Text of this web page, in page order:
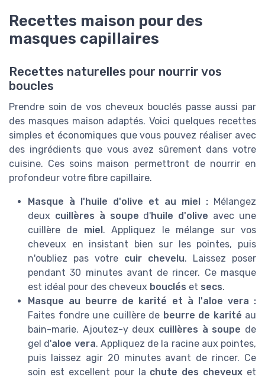
Recettes maison pour des
masques capillaires
Recettes naturelles pour nourrir vos
boucles
Prendre soin de vos cheveux bouclés passe aussi par
des masques maison adaptés. Voici quelques recettes
simples et économiques que vous pouvez réaliser avec
des ingrédients que vous avez sûrement dans votre
cuisine. Ces soins maison permettront de nourrir en
profondeur votre fibre capillaire.
Masque à l'huile d'olive et au miel : Mélangez
deux cuillères à soupe d'huile d'olive avec une
cuillère de miel . Appliquez le mélange sur vos
cheveux en insistant bien sur les pointes, puis
n'oubliez pas votre cuir chevelu. Laissez poser
pendant 30 minutes avant de rincer. Ce masque
est idéal pour des cheveux bouclés et secs.
Masque au beurre de karité et à l'aloe vera :
Faites fondre une cuillère de beurre de karité au
bain-marie. Ajoutez-y deux cuillères à soupe de
gel d'aloe vera. Appliquez de la racine aux pointes,
puis laissez agir 20 minutes avant de rincer. Ce
soin est excellent pour la chute des cheveux et